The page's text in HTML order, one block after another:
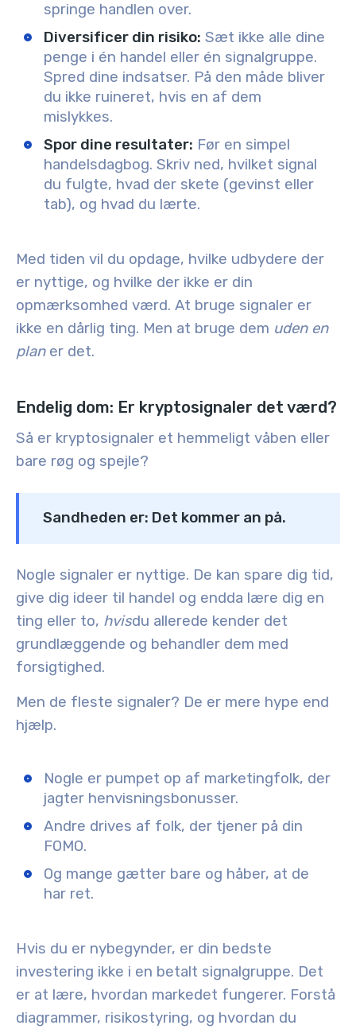
springe handlen over.
Diversificer din risiko: Sæt ikke alle dine
penge i én handel eller én signalgruppe.
Spred dine indsatser. På den måde bliver
du ikke ruineret, hvis en af dem
mislykkes.
Spor dine resultater: Før en simpel
handelsdagbog. Skriv ned, hvilket signal
du fulgte, hvad der skete (gevinst eller
tab), og hvad du lærte.
Med tiden vil du opdage, hvilke udbydere der
er nyttige, og hvilke der ikke er din
opmærksomhed værd. At bruge signaler er
ikke en dårlig ting. Men at bruge dem uden en
planer det.
Endelig dom: Er kryptosignaler det værd?
Så er kryptosignaler et hemmeligt våben eller
bare røg og spejle?
Sandheden er: Det kommer an på.
Nogle signaler er nyttige. De kan spare dig tid,
give dig ideer til handel og endda lære dig en
ting eller to, hvisdu allerede kender det
grundlæggende og behandler dem med
forsigtighed.
Men de fleste signaler? De er mere hype end
hjælp.
Nogle er pumpet op af marketingfolk, der
jagter henvisningsbonusser.
Andre drives af folk, der tjener på din
FOMO.
Og mange gætter bare og håber, at de
har ret.
Hvis du er nybegynder, er din bedste
investering ikke i en betalt signalgruppe. Det
er at lære, hvordan markedet fungerer. Forstå
diagrammer, risikostyring, og hvordan du